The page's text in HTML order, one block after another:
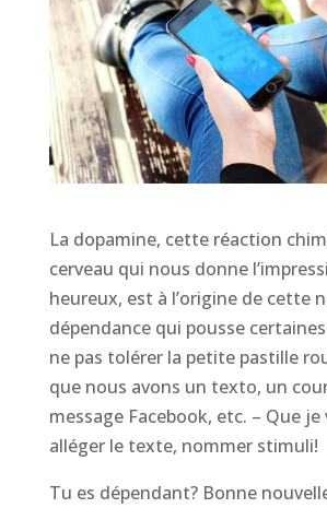
La dopamine, cette réaction
cerveau qui nous donne
heureux, est à l’origine de cette
dépendance qui pousse
ne pas tolérer la petite pastille
que nous avons un texto, un
message Facebook, etc. – Que je
alléger le texte, nommer stimuli!
Tu es dépendant? Bonne